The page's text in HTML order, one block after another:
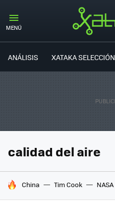
MENÚ
ANÁLISIS XATAKA SELECCIÓN
calidad del aire
HOY SE HABLA DE
China Tim Cook NASA